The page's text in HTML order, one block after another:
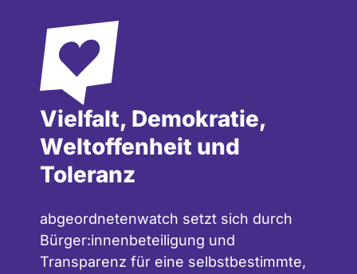
Vielfalt, Demokratie,
Weltoffenheit und
Toleranz
abgeordnetenwatch setzt sich durch
Bürger:innenbeteiligung und
Transparenz für eine selbstbestimmte,